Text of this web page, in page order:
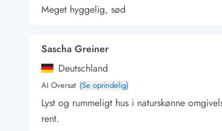
Kontakt BjerregårdKontakt Søndervig
Kontakt, åbningstider og døgnvagt
Feriehusudlejning siden 1965
Gæsterne siger
Nyhedsbrev
Meget hyggelig, sød
Sascha Greiner
Deutschland
AI Oversat (Se oprindelig)
Lyst og rummeligt hus i naturskønne
rent.